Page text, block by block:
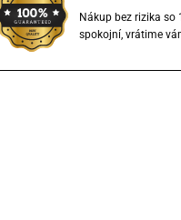
Nákup bez rizika so
spokojní, vrátime